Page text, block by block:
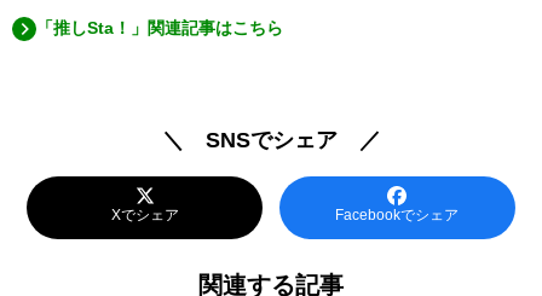
「推しSta！」関連記事はこちら
＼ SNSでシェア ／
Xでシェア Facebookでシェア
関連する記事